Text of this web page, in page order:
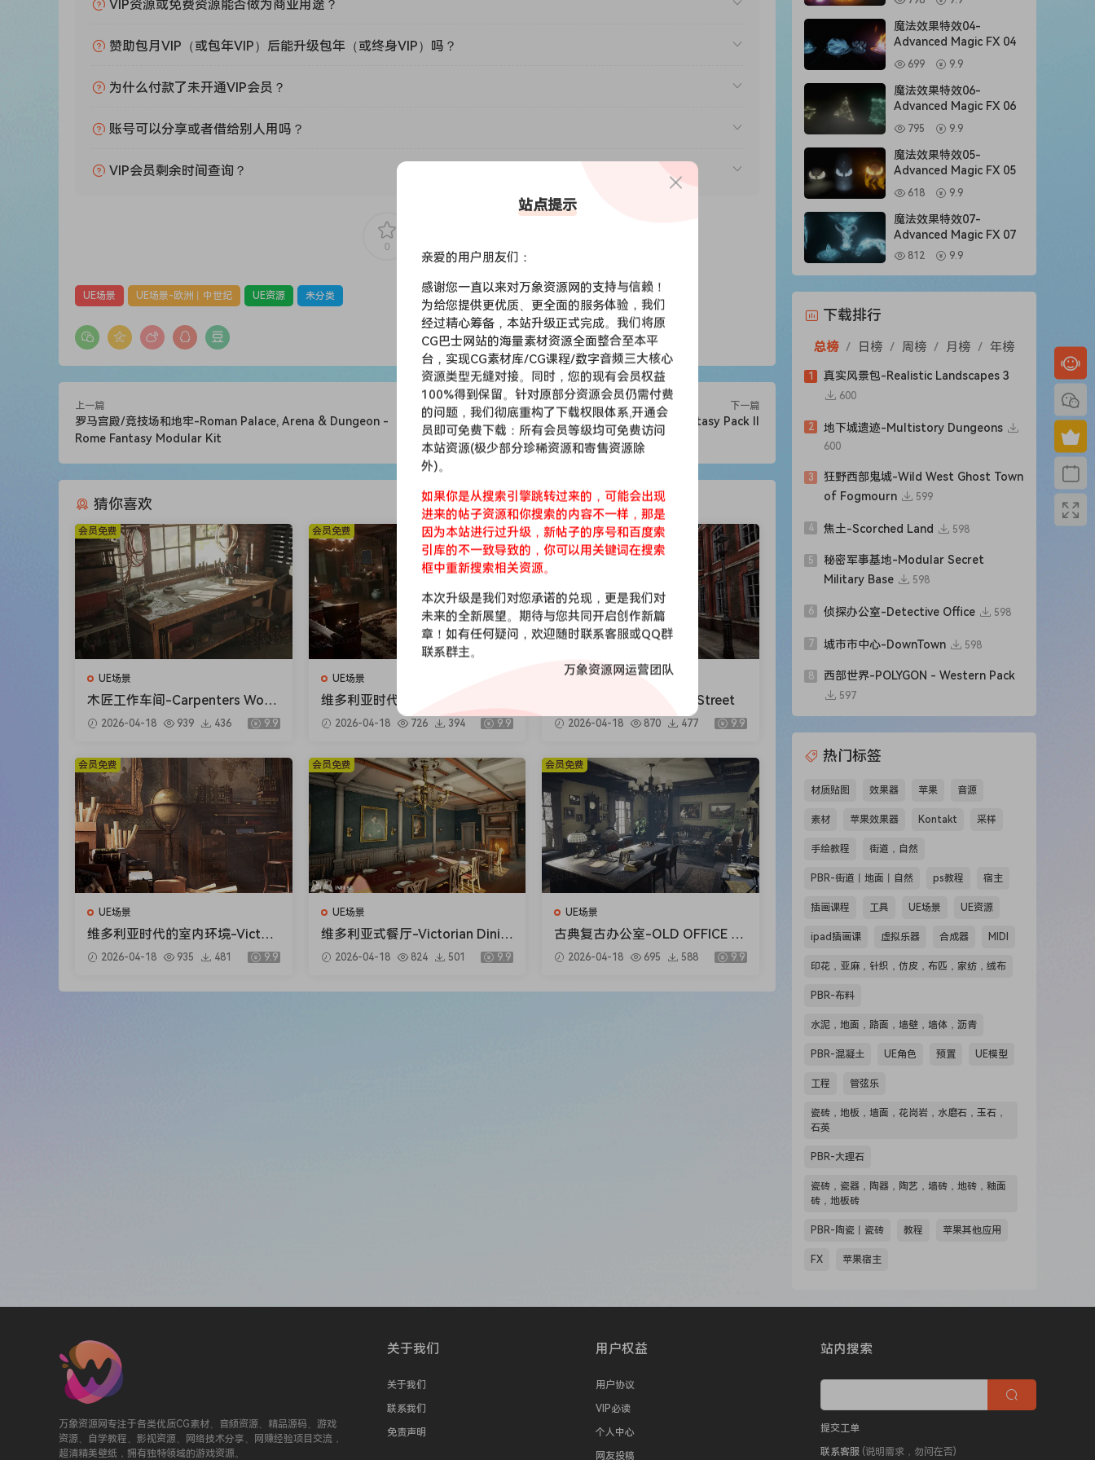
VIP资源或免费资源能否做为商业用途？
赞助包月VIP（或包年VIP）后能升级包年（或终身VIP）吗？
为什么付款了未开通VIP会员？
账号可以分享或者借给别人用吗？
VIP会员剩余时间查询？
0
UE场景 UE场景-欧洲丨中世纪 UE资源 未分类
上一篇
罗马宫殿/竞技场和地牢-Roman Palace, Arena & Dungeon -
Rome Fantasy Modular Kit
下一篇
罗马风格建筑-Rome Fantasy Pack II
猜你喜欢
UE场景
木匠工作车间-Carpenters Work
shop2026-04-18 939 436 9.9
会员免费
UE场景
维多利亚时代室内建筑-Victorian
Interiors
2026-04-18 726 394 9.9
会员免费
UE场景
维多利亚街景-Victorian Street
2026-04-18 870 477 9.9
会员免费
UE场景
维多利亚时代的室内环境-Victori
an Interior Environment
2026-04-18 935 481 9.9
会员免费
UE场景
维多利亚式餐厅-Victorian Dinin
g Room
2026-04-18 824 501 9.9
会员免费
UE场景
古典复古办公室-OLD OFFICE (M
ODULAR)
2026-04-18 695 588 9.9
会员免费
魔法效果特效04-
Advanced Magic FX 04
699 9.9
魔法效果特效06-
Advanced Magic FX 06
795 9.9
魔法效果特效05-
Advanced Magic FX 05
618 9.9
魔法效果特效07-
Advanced Magic FX 07
812 9.9
下载排行
总榜 / 日榜 / 周榜 / 月榜 / 年榜
1 真实风景包-Realistic Landscapes 3
600
2 地下城遗迹-Multistory Dungeons
600
3
狂野西部鬼城-Wild West Ghost Town
of Fogmourn
599
4 焦土-Scorched Land 598
5
秘密军事基地-Modular Secret
Military Base
598
6 侦探办公室-Detective Office 598
7 城市市中心-DownTown 598
8 西部世界-POLYGON - Western Pack
597
热门标签
材质贴图 效果器 苹果 音源
素材 苹果效果器 Kontakt 采样
手绘教程 街道，自然
PBR-街道丨地面丨自然 ps教程 宿主
插画课程 工具 UE场景 UE资源
ipad插画课 虚拟乐器 合成器 MIDI
印花，亚麻，针织，仿皮，布匹，家纺，绒布
PBR-布料
水泥，地面，路面，墙壁，墙体，沥青
PBR-混凝土 UE角色 预置 UE模型
工程 管弦乐
瓷砖，地板，墙面，花岗岩，水磨石，玉石，
石英
PBR-大理石
瓷砖，瓷器，陶器，陶艺，墙砖，地砖，釉面
砖，地板砖
PBR-陶瓷丨瓷砖 教程 苹果其他应用
FX 苹果宿主
万象资源网专注于各类优质CG素材、音频资源、精品源码、游戏
资源、自学教程、影视资源、网络技术分享、网赚经验项目交流，
超清精美壁纸，拥有独特领域的游戏资源。
关于我们
关于我们
联系我们
免责声明
用户权益
用户协议
VIP必读
个人中心
网友投稿
站内搜索
提交工单
联系客服 (说明需求，勿问在否)
站点提示
亲爱的用户朋友们：
感谢您一直以来对万象资源网的支持与信赖！
为给您提供更优质、更全面的服务体验，我们
经过精心筹备，本站升级正式完成。我们将原
CG巴士网站的海量素材资源全面整合至本平
台，实现CG素材库/CG课程/数字音频三大核心
资源类型无缝对接。同时，您的现有会员权益
100%得到保留。针对原部分资源会员仍需付费
的问题，我们彻底重构了下载权限体系,开通会
员即可免费下载：所有会员等级均可免费访问
本站资源(极少部分珍稀资源和寄售资源除
外)。
如果你是从搜索引擎跳转过来的，可能会出现
进来的帖子资源和你搜索的内容不一样，那是
因为本站进行过升级，新帖子的序号和百度索
引库的不一致导致的，你可以用关键词在搜索
框中重新搜索相关资源。
本次升级是我们对您承诺的兑现，更是我们对
未来的全新展望。期待与您共同开启创作新篇
章！如有任何疑问，欢迎随时联系客服或QQ群
联系群主。
万象资源网运营团队